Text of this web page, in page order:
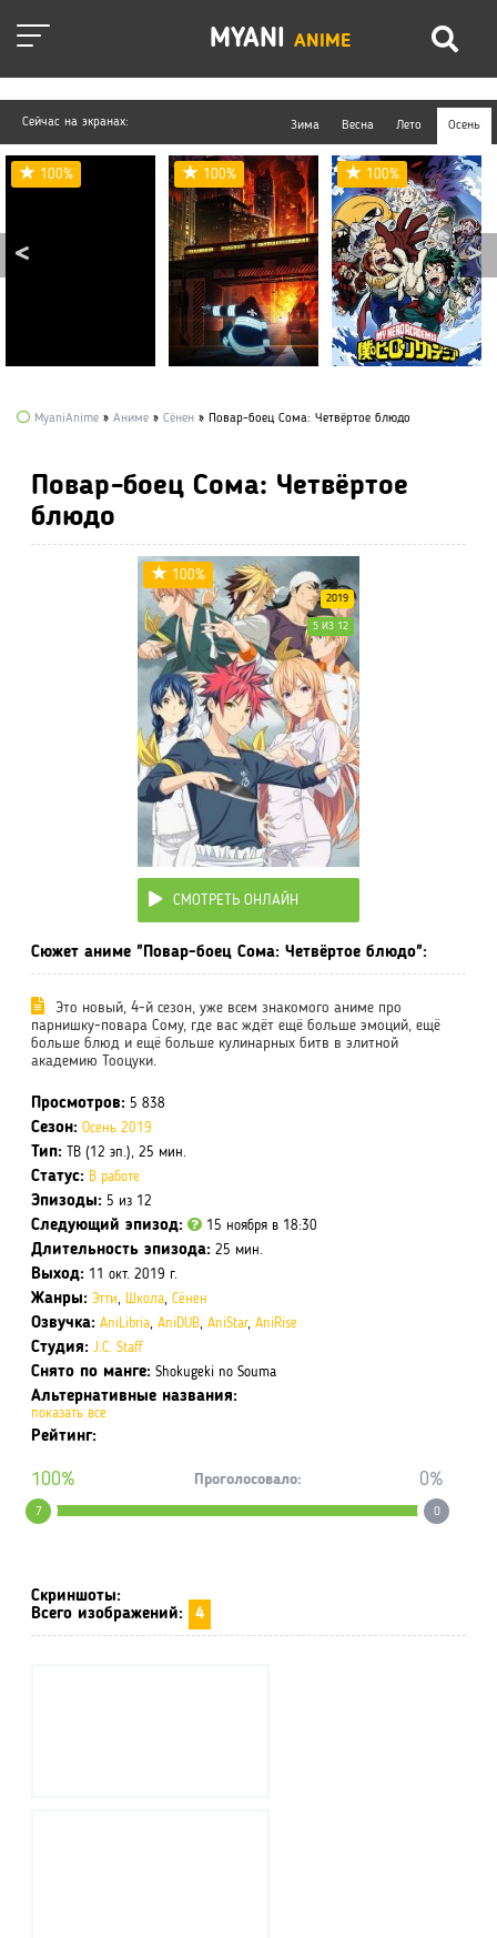
MYANI ANIME
Сейчас на экранах: Зима Весна Лето Осень
100% 100% 100%
MyaniAnime » Аниме » Сёнен » Повар-боец Сома: Четвёртое блюдо
Повар-боец Сома: Четвёртое
блюдо
100%
2019
5 ИЗ 12
СМОТРЕТЬ ОНЛАЙН
Сюжет аниме "Повар-боец Сома: Четвёртое блюдо":
Это новый, 4-й сезон, уже всем знакомого аниме про
парнишку-повара Сому, где вас ждёт ещё больше эмоций, ещё
больше блюд и ещё больше кулинарных битв в элитной
академию Тооцуки.
Просмотров: 5 838
Сезон: Осень 2019
Тип: ТВ (12 эп.), 25 мин.
Статус: В работе
Эпизоды: 5 из 12
Следующий эпизод: 15 ноября в 18:30
Длительность эпизода: 25 мин.
Выход: 11 окт. 2019 г.
Жанры: Этти, Школа, Сёнен
Озвучка: AniLibria, AniDUB, AniStar, AniRise
Студия: J.C. Staff
Снято по манге: Shokugeki no Souma
Альтернативные названия:
показать все
Рейтинг:
7
100% Проголосовало:
0
0%
Скриншоты:
Всего изображений:
4